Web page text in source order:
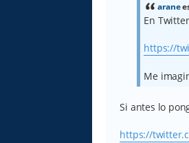
arane
En
https://
Me
Si antes lo
https://